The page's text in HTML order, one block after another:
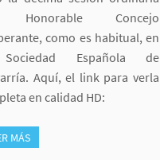
Honorable Concejo
como es habitual, en
Española de
Aquí, el link para verla
en calidad HD:
MÁS